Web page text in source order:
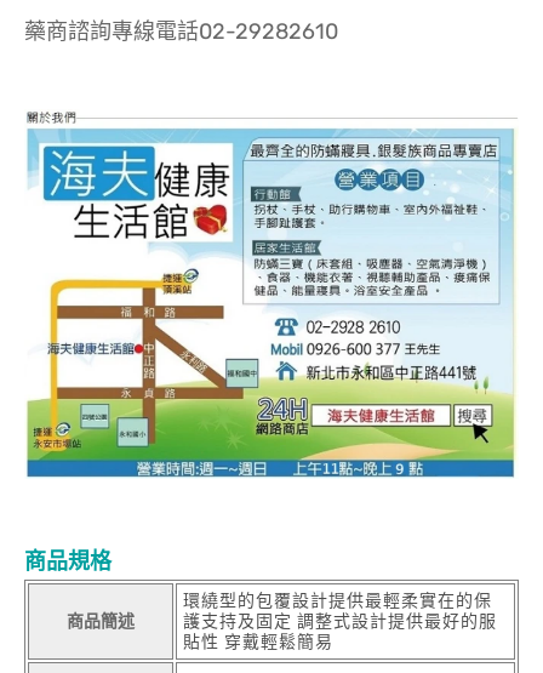
藥商諮詢專線電話02-29282610
商品規格
商品簡述
環繞型的包覆設計提供最輕柔實在的保
護支持及固定 調整式設計提供最好的服
貼性 穿戴輕鬆簡易